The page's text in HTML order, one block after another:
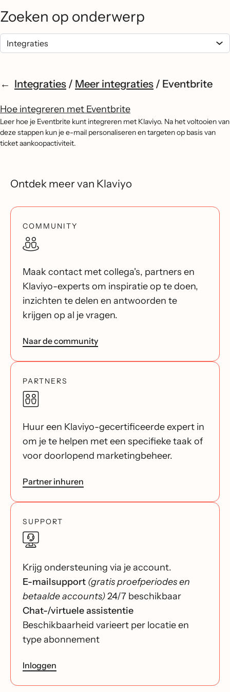
Zoeken op onderwerp
Integraties / Meer integraties / Eventbrite
Hoe integreren met Eventbrite
Leer hoe je Eventbrite kunt integreren met Klaviyo. Na het voltooien van
deze stappen kun je e-mail personaliseren en targeten op basis van
ticket aankoopactiviteit.
Ontdek meer van Klaviyo
COMMUNITY
Maak contact met collega's, partners en
Klaviyo-experts om inspiratie op te doen,
inzichten te delen en antwoorden te
krijgen op al je vragen.
Naar de community
PARTNERS
Huur een Klaviyo-gecertificeerde expert in
om je te helpen met een specifieke taak of
voor doorlopend marketingbeheer.
Partner inhuren
SUPPORT
Krijg ondersteuning via je account.
E-mailsupport (gratis proefperiodes en
betaalde accounts)24/7 beschikbaar
Chat-/virtuele assistentie
Beschikbaarheid varieert per locatie en
type abonnement
Inloggen